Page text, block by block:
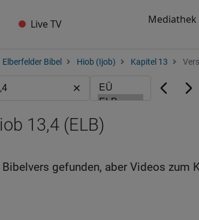
Live TV Mediathek
Elberfelder Bibel Hiob (Ijob) Kapitel 13
13,4 (ELB)
gefunden, aber Videos zum